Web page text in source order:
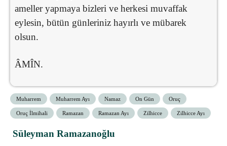
ameller yapmaya bizleri ve herkesi muvaffak
eylesin, bütün günleriniz hayırlı ve mübarek
olsun.
ÂMÎN.
Muharrem Muharrem Ayı Namaz On Gün Oruç
Oruç İlmihali Ramazan Ramazan Ayı Zilhicce Zilhicce Ayı
Süleyman Ramazanoğlu